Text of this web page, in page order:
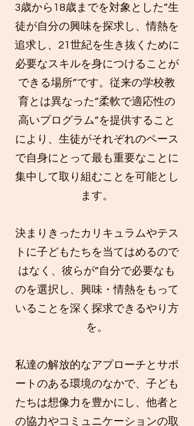
3歳から18歳までを対象とした”生
徒が自分の興味を探求し、情熱を
追求し、21世紀を生き抜くために
必要なスキルを身につけることが
できる場所”です。従来の学校教
育とは異なった”柔軟で適応性の
高いプログラム”を提供すること
により、生徒がそれぞれのペース
で自身にとって最も重要なことに
集中して取り組むことを可能とし
ます。
決まりきったカリキュラムやテス
トに子どもたちを当てはめるので
はなく、彼らが”自分で必要なも
のを選択し、興味・情熱をもって
いることを深く探求できるやり方
を。
私達の解放的なアプローチとサポ
ートのある環境のなかで、子ども
たちは想像力を豊かにし、他者と
の協力やコミュニケーションの取